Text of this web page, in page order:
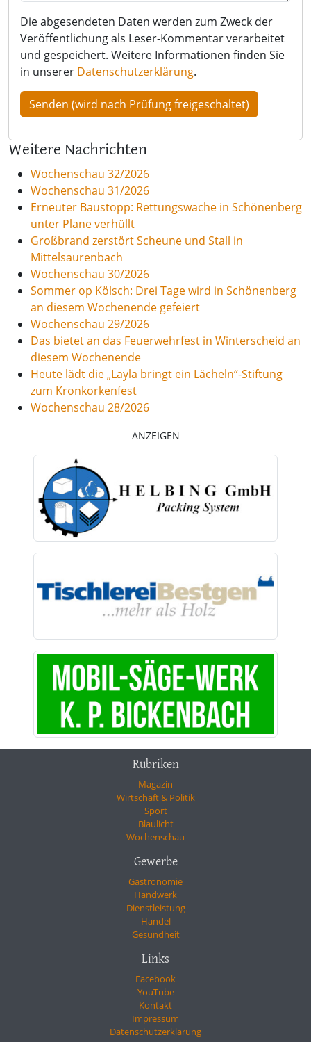
Die abgesendeten Daten werden zum Zweck der
Veröffentlichung als Leser-Kommentar verarbeitet
und gespeichert. Weitere Informationen finden Sie
in unserer Datenschutzerklärung.
Weitere Nachrichten
Wochenschau 32/2026
Wochenschau 31/2026
Erneuter Baustopp: Rettungswache in Schönenberg
unter Plane verhüllt
Großbrand zerstört Scheune und Stall in
Mittelsaurenbach
Wochenschau 30/2026
Sommer op Kölsch: Drei Tage wird in Schönenberg
an diesem Wochenende gefeiert
Wochenschau 29/2026
Das bietet an das Feuerwehrfest in Winterscheid an
diesem Wochenende
Heute lädt die „Layla bringt ein Lächeln“-Stiftung
zum Kronkorkenfest
Wochenschau 28/2026
ANZEIGEN
Rubriken
Magazin
Wirtschaft & Politik
Sport
Blaulicht
Wochenschau
Gewerbe
Gastronomie
Handwerk
Dienstleistung
Handel
Gesundheit
Links
Facebook
YouTube
Kontakt
Impressum
Datenschutzerklärung